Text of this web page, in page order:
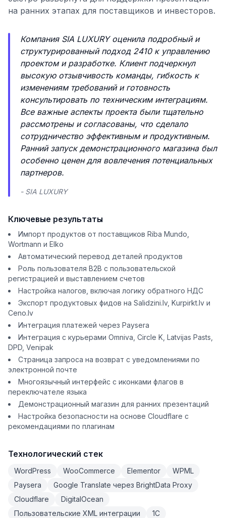
на ранних этапах для поставщиков и инвесторов.
Компания SIA LUXURY оценила подробный и
структурированный подход 2410 к управлению
проектом и разработке. Клиент подчеркнул
высокую отзывчивость команды, гибкость к
изменениям требований и готовность
консультировать по техническим интеграциям.
Все важные аспекты проекта были тщательно
рассмотрены и согласованы, что сделало
сотрудничество эффективным и продуктивным.
Ранний запуск демонстрационного магазина был
особенно ценен для вовлечения потенциальных
партнеров.
- SIA LUXURY
Ключевые результаты
Импорт продуктов от поставщиков Riba Mundo,
Wortmann и Elko
Автоматический перевод деталей продуктов
Роль пользователя B2B с пользовательской
регистрацией и выставлением счетов
Настройка налогов, включая логику обратного НДС
Экспорт продуктовых фидов на Salidzini.lv, Kurpirkt.lv и
Ceno.lv
Интеграция платежей через Paysera
Интеграция с курьерами Omniva, Circle K, Latvijas Pasts,
DPD, Venipak
Страница запроса на возврат с уведомлениями по
электронной почте
Многоязычный интерфейс с иконками флагов в
переключателе языка
Демонстрационный магазин для ранних презентаций
Настройка безопасности на основе Cloudflare с
рекомендациями по плагинам
Технологический стек
WordPress WooCommerce Elementor
WPML
Paysera
Google Translate через BrightData Proxy
Cloudflare
DigitalOcean
Пользовательские XML интеграции
1С